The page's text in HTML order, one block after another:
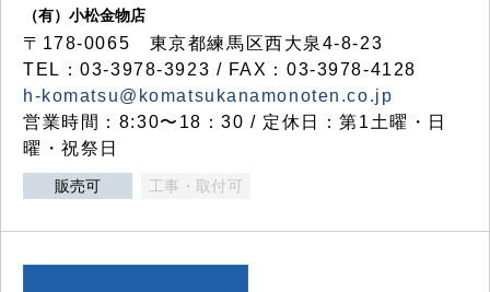
（有）小松金物店
〒178-0065 東京都練馬区西大泉4-8-23
TEL：03-3978-3923 / FAX：03-3978-4128
h-komatsu@komatsukanamonoten.co.jp
営業時間：8:30〜18：30 / 定休日：第1土曜・日
曜・祝祭日
販売可 工事・取付可